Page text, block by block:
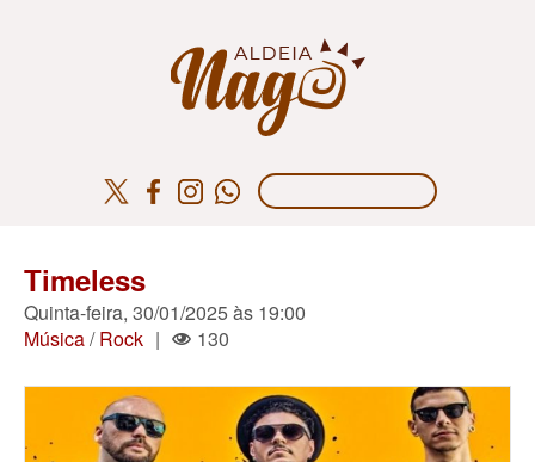
Timeless
Quinta-feira, 30/01/2025 às 19:00
Música/Rock | 130